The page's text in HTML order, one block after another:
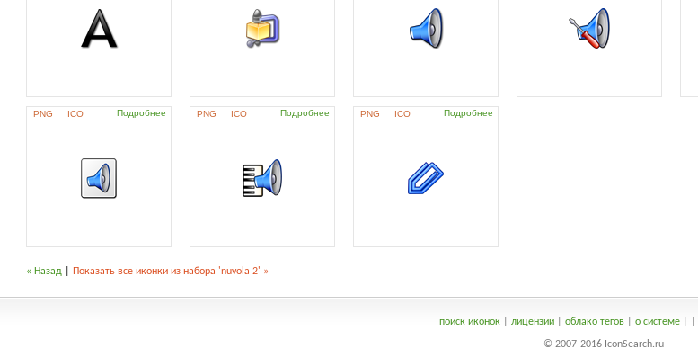
PNG ICO Подробнее PNG ICO Подробнее PNG ICO Подробнее
« Назад Показать все иконки из набора 'nuvola 2' »
поиск иконок| лицензии| облако тегов| о системе|
© 2007-2016 IconSearch.ru